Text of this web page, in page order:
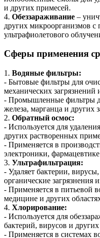
и других примесей.
4. Обеззараживание –
других микроорганизмов
ультрафиолетового
Сферы применения
1. Водяные фильтры:
- Бытовые фильтры для
механических загрязнений
- Промышленные фильтры
железа, марганца и других
2. Обратный осмос:
- Используется для
других растворенных
- Применяется в
электроники,
3. Ультрафильтрация:
- Удаляет бактерии,
органические загрязнения
- Применяется в питьевой
медицине и других
4. Хлорирование:
- Используется для
бактерий, вирусов и
- Применяется в системах